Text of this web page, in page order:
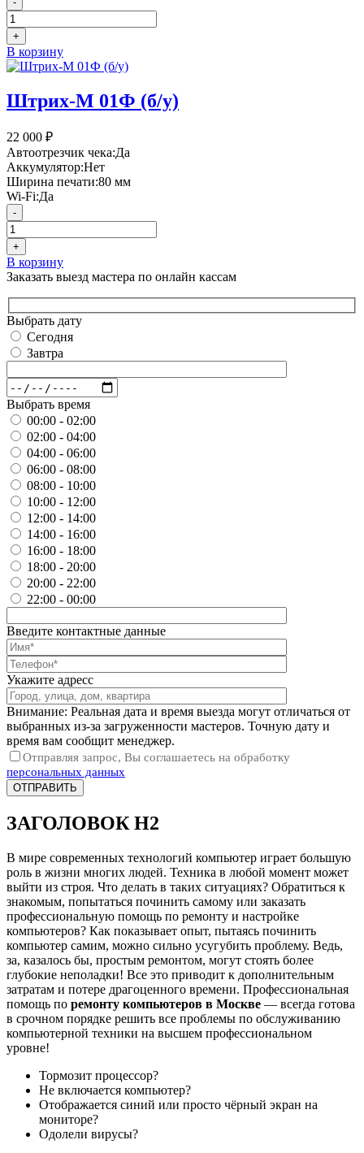
+
В корзину
Штрих-М 01Ф (б/у)
22 000 ₽
Автоотрезчик чека:Да
Аккумулятор:Нет
Ширина печати:80 мм
Wi-Fi:Да
-
+
В корзину
Заказать выезд мастера по онлайн кассам
Выбрать дату
Сегодня
Завтра
Выбрать время
00:00 - 02:00
02:00 - 04:00
04:00 - 06:00
06:00 - 08:00
08:00 - 10:00
10:00 - 12:00
12:00 - 14:00
14:00 - 16:00
16:00 - 18:00
18:00 - 20:00
20:00 - 22:00
22:00 - 00:00
Введите контактные данные
Укажите адресс
Внимание: Реальная дата и время выезда могут отличаться от
выбранных из-за загруженности мастеров. Точную дату и
время вам сообщит менеджер.
Отправляя запрос, Вы соглашаетесь на обработку
персональных данных
ЗАГОЛОВОК Н2
В мире современных технологий компьютер играет большую
роль в жизни многих людей. Техника в любой момент может
выйти из строя. Что делать в таких ситуациях? Обратиться к
знакомым, попытаться починить самому или заказать
профессиональную помощь по ремонту и настройке
компьютеров? Как показывает опыт, пытаясь починить
компьютер самим, можно сильно усугубить проблему. Ведь,
за, казалось бы, простым ремонтом, могут стоять более
глубокие неполадки! Все это приводит к дополнительным
затратам и потере драгоценного времени. Профессиональная
помощь по ремонту компьютеров в Москве — всегда готова
в срочном порядке решить все проблемы по обслуживанию
компьютерной техники на высшем профессиональном
уровне!
Тормозит процессор?
Не включается компьютер?
Отображается синий или просто чёрный экран на
мониторе?
Одолели вирусы?